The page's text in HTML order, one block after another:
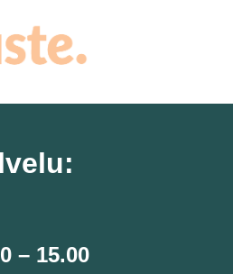
– 15.00